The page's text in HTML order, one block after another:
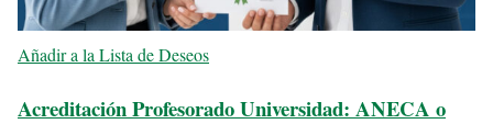
Añadir a la Lista de Deseos
Acreditación Profesorado Universidad: ANECA o